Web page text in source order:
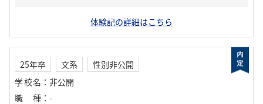
体験記の詳細はこちら
25年卒 文系
性別非公開
学校名 ： 非公開
職種 ： -